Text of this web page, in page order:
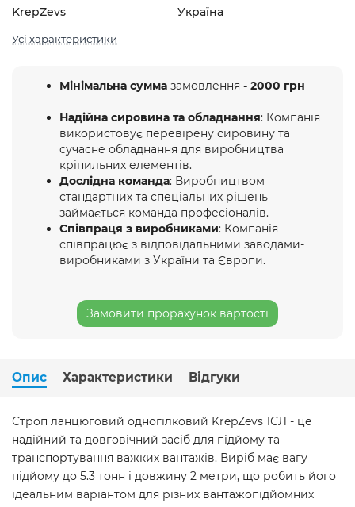
KrepZevs Україна
Усі характеристики
Мінімальна сумма замовлення - 2000 грн
Надійна сировина та обладнання: Компанія
використовує перевірену сировину та
сучасне обладнання для виробництва
кріпильних елементів.
Дослідна команда: Виробництвом
стандартних та спеціальних рішень
займається команда професіоналів.
Співпраця з виробниками: Компанія
співпрацює з відповідальними заводами-
виробниками з України та Європи.
Замовити прорахунок вартості
Опис Характеристики Відгуки
Строп ланцюговий одногілковий KrepZevs 1СЛ - це
надійний та довговічний засіб для підйому та
транспортування важких вантажів. Виріб має вагу
підйому до 5.3 тонн і довжину 2 метри, що робить його
ідеальним варіантом для різних вантажопідйомних